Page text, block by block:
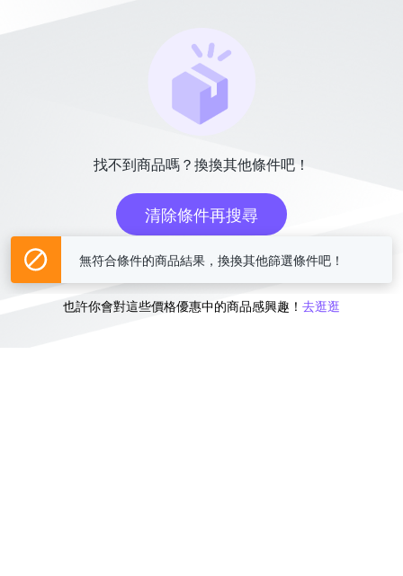
找不到商品嗎？換換其他條件吧！
清除條件再搜尋
或
也許你會對這些價格優惠中的商品感興趣！ 去逛逛
無符合條件的商品結果，換換其他篩選條件吧！